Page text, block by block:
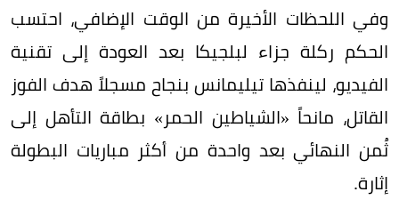
وفي اللحظات الأخيرة من الوقت الإضافي، احتسب
الحكم ركلة جزاء لبلجيكا بعد العودة إلى تقنية
الفيديو، لينفذها تيليمانس بنجاح مسجلاً هدف الفوز
القاتل، مانحاً «الشياطين الحمر» بطاقة التأهل إلى
ثُمن النهائي بعد واحدة من أكثر مباريات البطولة
إثارة.